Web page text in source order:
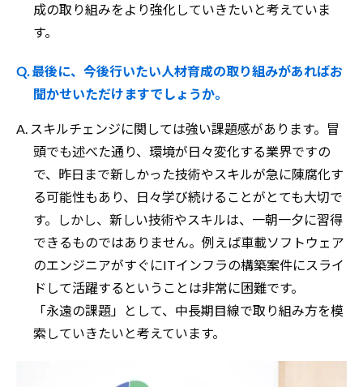
成の取り組みをより強化していきたいと考えていま
す。
Q. 最後に、今後行いたい人材育成の取り組みがあればお
聞かせいただけますでしょうか。
A. スキルチェンジに関しては強い課題感があります。冒
頭でも述べた通り、環境が日々変化する業界ですの
で、昨日まで新しかった技術やスキルが急に陳腐化す
る可能性もあり、日々学び続けることがとても大切で
す。しかし、新しい技術やスキルは、一朝一夕に習得
できるものではありません。例えば車載ソフトウェア
のエンジニアがすぐにITインフラの構築案件にスライ
ドして活躍するということは非常に困難です。
「永遠の課題」として、中長期目線で取り組み方を模
索していきたいと考えています。